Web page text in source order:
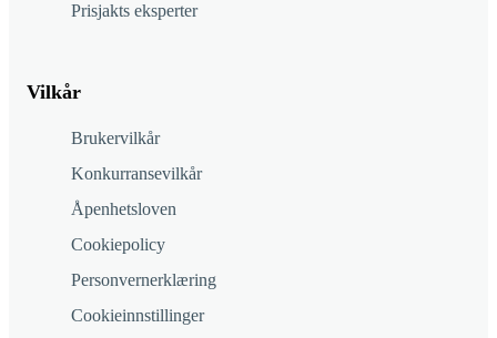
Prisjakts eksperter
Vilkår
Brukervilkår
Konkurransevilkår
Åpenhetsloven
Cookiepolicy
Personvernerklæring
Cookieinnstillinger